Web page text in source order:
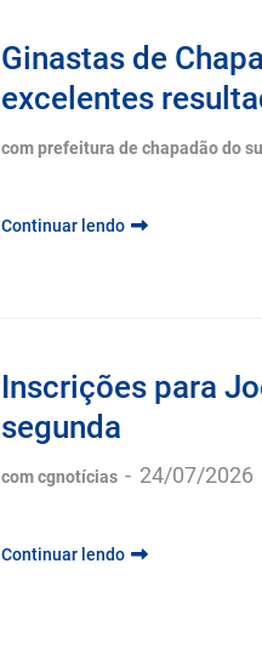
Ginastas de
excelentes
com prefeitura de chapadão do
Continuar lendo
Inscrições para
segunda
com cgnotícias - 24/07/2026
Continuar lendo